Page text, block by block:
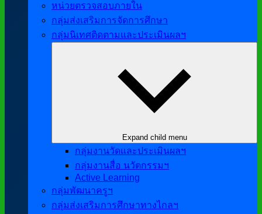
หน่วยตรวจสอบภายใน
กลุ่มส่งเสริมการจัดการศึกษา
กลุ่มนิเทศติดตามและประเมินผลฯ
Expand child menu
กลุ่มงานวัดและประเมินผลฯ
กลุ่มงานสื่อ นวัตกรรมฯ
Active Learning
กลุ่มพัฒนาครูฯ
กลุ่มส่งเสริมการศึกษาทางไกลฯ